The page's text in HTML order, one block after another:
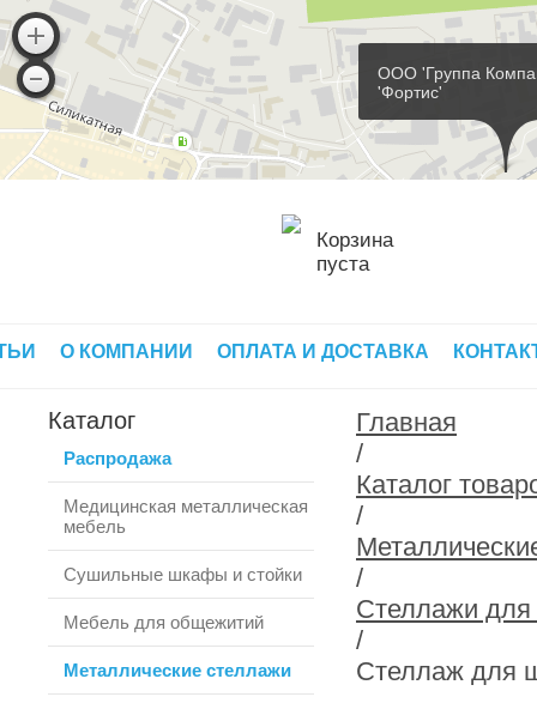
ООО 'Группа
'Фортис'
Корзина
пуста
О КОМПАНИИ ОПЛАТА И ДОСТАВКА
Каталог
Распродажа
Медицинская металлическая
мебель
Сушильные шкафы и стойки
Мебель для общежитий
Металлические стеллажи
Главная
/
Каталог
/
/
Стеллажи
/
Стеллаж для